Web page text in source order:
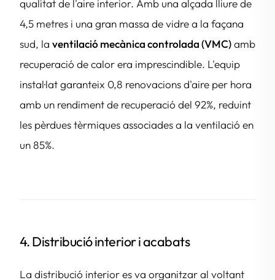
qualitat de l'aire interior. Amb una alçada lliure de
4,5 metres i una gran massa de vidre a la façana
sud, la ventilació mecànica controlada (VMC)amb
recuperació de calor era imprescindible. L'equip
instal·lat garanteix 0,8 renovacions d'aire per hora
amb un rendiment de recuperació del 92%, reduint
les pèrdues tèrmiques associades a la ventilació en
un 85%.
4. Distribució interior i acabats
La distribució interior es va organitzar al voltant